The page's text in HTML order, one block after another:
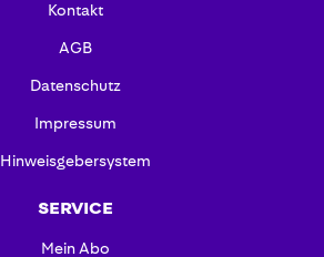
Kontakt
AGB
Datenschutz
Impressum
Hinweisgebersystem
SERVICE
Mein Abo